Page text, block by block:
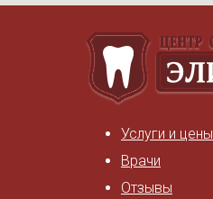
Услуги и цены
Врачи
Отзывы